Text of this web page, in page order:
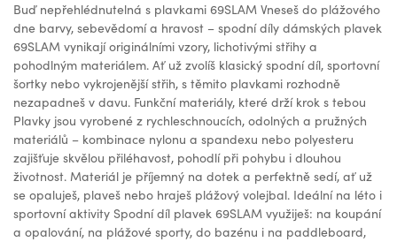
Buď nepřehlédnutelná s plavkami 69SLAM Vneseš do plážového
dne barvy, sebevědomí a hravost – spodní díly dámských plavek
69SLAM vynikají originálními vzory, lichotivými střihy a
pohodlným materiálem. Ať už zvolíš klasický spodní díl, sportovní
šortky nebo vykrojenější střih, s těmito plavkami rozhodně
nezapadneš v davu. Funkční materiály, které drží krok s tebou
Plavky jsou vyrobené z rychleschnoucích, odolných a pružných
materiálů – kombinace nylonu a spandexu nebo polyesteru
zajišťuje skvělou přiléhavost, pohodlí při pohybu i dlouhou
životnost. Materiál je příjemný na dotek a perfektně sedí, ať už
se opaluješ, plaveš nebo hraješ plážový volejbal. Ideální na léto i
sportovní aktivity Spodní díl plavek 69SLAM využiješ: na koupání
a opalování, na plážové sporty, do bazénu i na paddleboard,